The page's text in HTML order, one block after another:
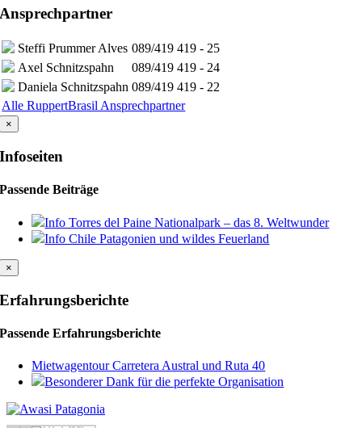
Ansprechpartner
Steffi Prummer Alves 089/419 419 - 25
Axel Schnitzspahn
089/419 419 - 24
Daniela Schnitzspahn 089/419 419 - 22
Alle RuppertBrasil Ansprechpartner
×
Infoseiten
Passende Beiträge
Info Torres del Paine Nationalpark – das 8. Weltwunder
Info Chile Patagonien und wildes Feuerland
×
Erfahrungsberichte
Passende Erfahrungsberichte
Mietwagentour Carretera Austral und Ruta 40
Besonderer Dank für die perfekte Organisation